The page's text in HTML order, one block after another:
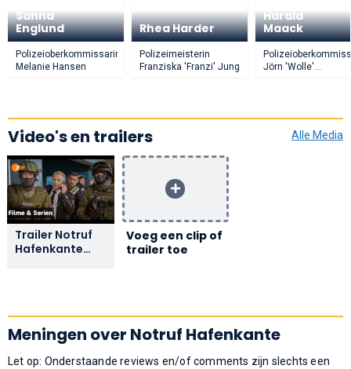
Sanna
Englund
Polizeioberkommissarin
Melanie Hansen
Rhea Harder
Polizeimeisterin
Franziska 'Franzi' Jung
Harald
Maack
Jörn 'Wolle'
Video's en trailers Alle Media
Trailer Notruf
Hafenkante
Voeg een clip of
trailer toe
Meningen over Notruf Hafenkante
Let op: Onderstaande reviews en/of comments zijn slechts een